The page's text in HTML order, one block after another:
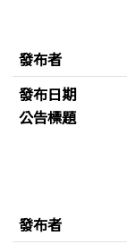
發布者
發布日期
公告標題
發布者